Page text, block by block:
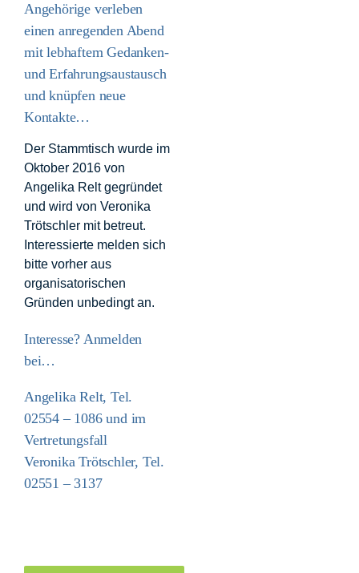
Angehörige verleben
einen anregenden Abend
mit lebhaftem Gedanken-
und Erfahrungsaustausch
und knüpfen neue
Kontakte…
Der Stammtisch wurde im
Oktober 2016 von
Angelika Relt gegründet
und wird von Veronika
Trötschler mit betreut.
Interessierte melden sich
bitte vorher aus
organisatorischen
Gründen unbedingt an.
Interesse? Anmelden
bei…
Angelika Relt, Tel.
02554 – 1086 und im
Vertretungsfall
Veronika Trötschler, Tel.
02551 – 3137